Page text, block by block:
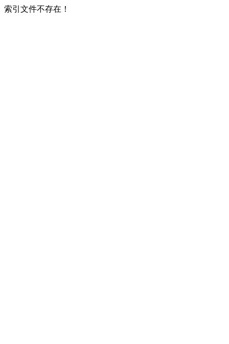
索引文件不存在！